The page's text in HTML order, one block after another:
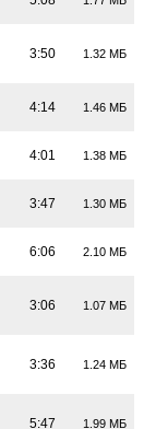
3:50 1.32 МБ
4:14 1.46 МБ
4:01 1.38 МБ
3:47 1.30 МБ
6:06 2.10 МБ
3:06 1.07 МБ
3:36 1.24 МБ
5:47 1.99 МБ